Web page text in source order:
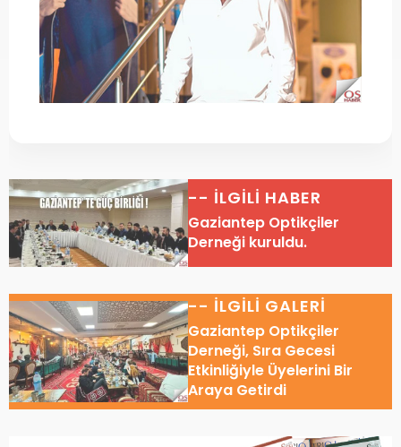
-- İLGİLİ HABER
Gaziantep Optikçiler
Derneği kuruldu.
-- İLGİLİ GALERİ
Gaziantep Optikçiler
Derneği, Sıra Gecesi
Etkinliğiyle Üyelerini Bir
Araya Getirdi